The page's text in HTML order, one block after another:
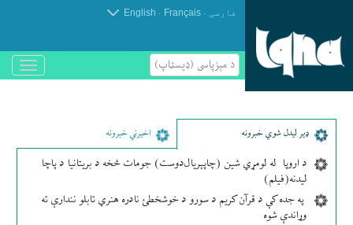
فارسی .
Français
.
English
د مېزپاسى (ډیسټاپ)
باز
و
ډير لیدل شوي خبرونه اخیرني خبرونه
د اروپا له لومړي شین (چاپېریال‌دوست) جومات څخه د بریتانیا د پاچا
لیدنه(فیلم)
په جده کې د قرآن کریم د سورو د خوشخطئ نادره هنري تابلو نندارې ته
وړاندې شوه